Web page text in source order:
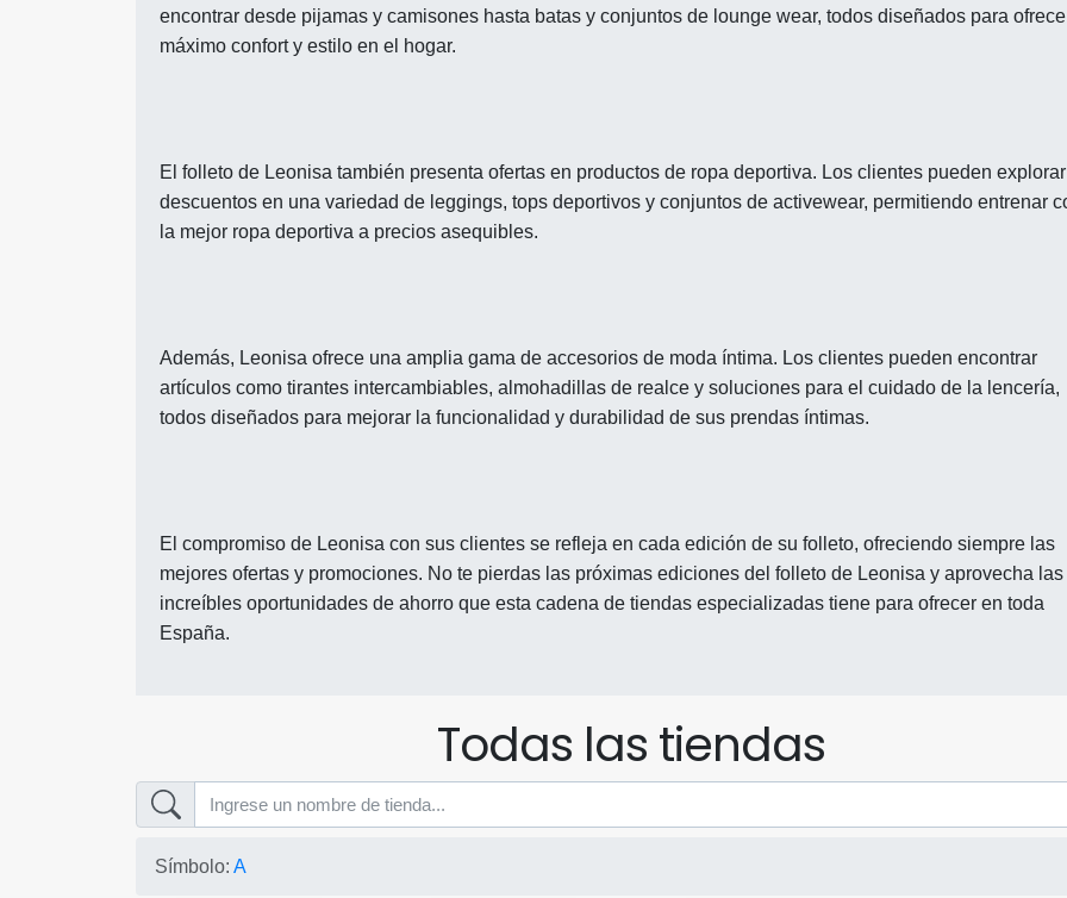
encontrar desde pijamas y camisones hasta batas y conjuntos de lounge wear, todos diseñados para
máximo confort y estilo en el hogar.
El folleto de Leonisa también presenta ofertas en productos de ropa deportiva. Los clientes pueden explorar
descuentos en una variedad de leggings, tops deportivos y conjuntos de activewear, permitiendo entrenar
la mejor ropa deportiva a precios asequibles.
Además, Leonisa ofrece una amplia gama de accesorios de moda íntima. Los clientes pueden encontrar
artículos como tirantes intercambiables, almohadillas de realce y soluciones para el cuidado de la lencería,
todos diseñados para mejorar la funcionalidad y durabilidad de sus prendas íntimas.
El compromiso de Leonisa con sus clientes se refleja en cada edición de su folleto, ofreciendo siempre las
mejores ofertas y promociones. No te pierdas las próximas ediciones del folleto de Leonisa y aprovecha las
increíbles oportunidades de ahorro que esta cadena de tiendas especializadas tiene para ofrecer en toda
España.
Todas las tiendas
Símbolo: A